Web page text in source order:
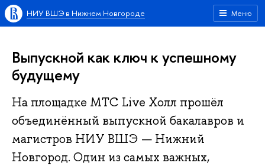
Меню
НИУ ВШЭ в Нижнем Новгороде
Выпускной как ключ к успешному
будущему
На площадке МТС Live Холл прошёл
объединённый выпускной бакалавров и
магистров НИУ ВШЭ — Нижний
Новгород. Один из самых важных,